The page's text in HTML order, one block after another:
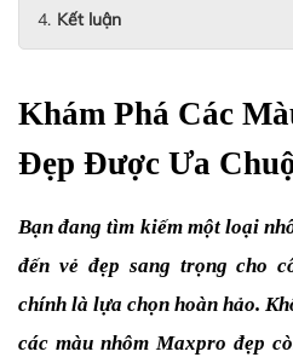
Kết luận
Khám Phá Các
Đẹp Được Ưa
Bạn đang tìm kiếm một loại
đến vẻ đẹp sang trọng cho
chính là lựa chọn hoàn hảo.
các màu nhôm Maxpro đẹp